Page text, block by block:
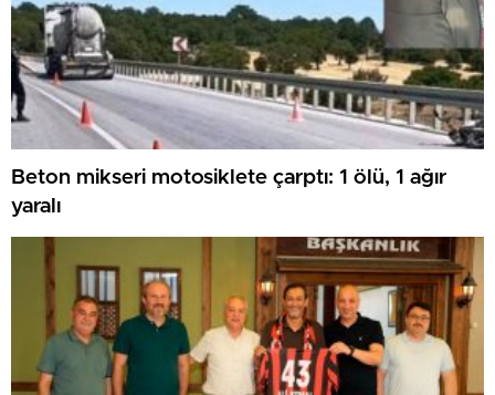
Beton mikseri motosiklete çarptı: 1 ölü, 1 ağır
yaralı